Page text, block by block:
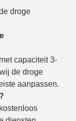
droge
capaciteit 3-
de droge
aanpassen.